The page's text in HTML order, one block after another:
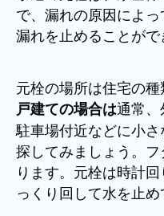
で、漏れの原因によ
漏れを止めることがで
元栓の場所は住宅の種
戸建ての場合は通常、
駐車場付近などに小さ
探してみましょう。
ります。元栓は時計
っくり回して水を止め